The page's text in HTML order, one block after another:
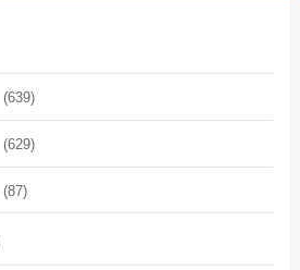
(639)
(629)
(87)